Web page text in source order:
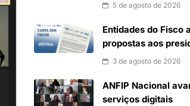
5 de agosto de 2026
Entidades do Fisco
propostas aos
3 de agosto de 2026
ANFIP Nacional
serviços digitais